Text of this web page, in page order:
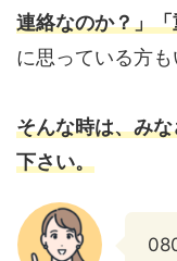
連絡なのか？」
に思っている方も
そんな時は、み
下さい。